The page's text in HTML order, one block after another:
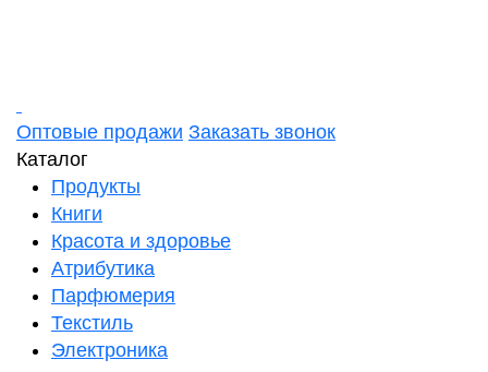
Оптовые продажи Заказать звонок
Каталог
Продукты
Книги
Красота и здоровье
Атрибутика
Парфюмерия
Текстиль
Электроника